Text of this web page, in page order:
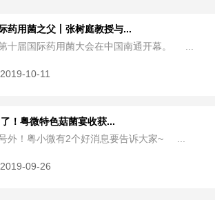
药用菌之父丨张树庭教授与...
十届国际药用菌大会在中国南通开幕。 ...
2019-10-11
！粤微特色菇菌宴收获...
外！粤小微有2个好消息要告诉大家~ ...
2019-09-26